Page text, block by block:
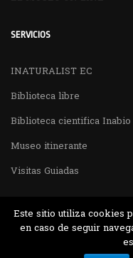
SERVICIOS
INATURALIST EC
Biblioteca libre
Biblioteca cientifica Inabio
Museo itinerante
Visitas Guiadas
Desarrollado por MJTEC.
Este sitio utiliza cookies
en caso de seguir